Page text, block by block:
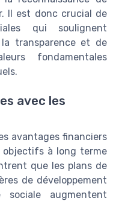
Il est donc crucial de
qui soulignent
transparence et de
fondamentales
avec les
avantages financiers
objectifs à long terme
que les plans de
de développement
sociale augmentent